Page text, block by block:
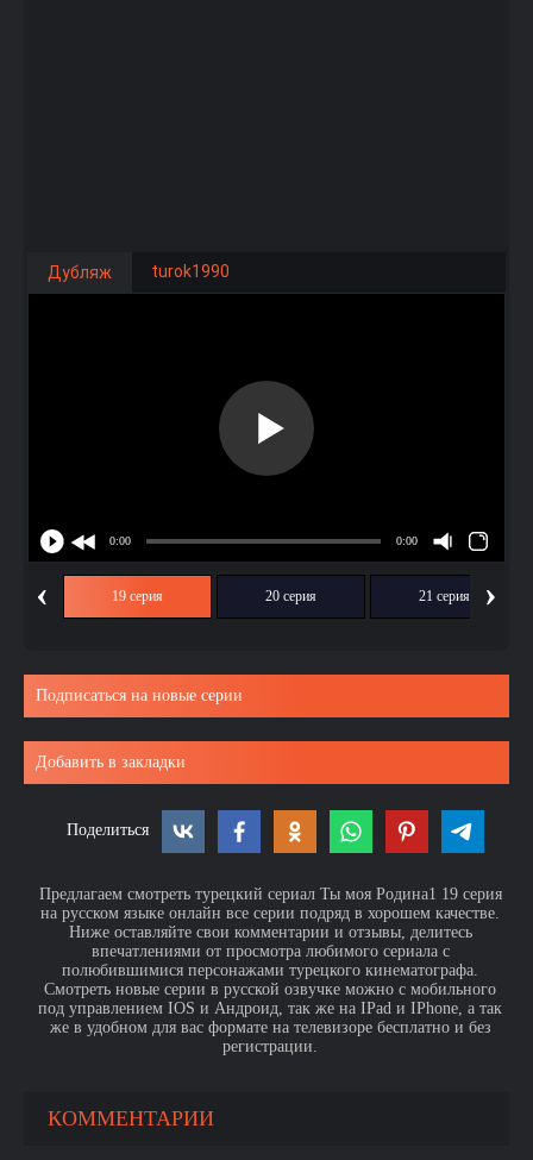
Дубляж turok1990
‹ 19 серия 20 серия 21 серия ›
Подписаться на новые серии
Добавить в закладки
Поделиться
Предлагаем смотреть турецкий сериал Ты моя Родина1 19 серия
на русском языке онлайн все серии подряд в хорошем качестве.
Ниже оставляйте свои комментарии и отзывы, делитесь
впечатлениями от просмотра любимого сериала с
полюбившимися персонажами турецкого кинематографа.
Смотреть новые серии в русской озвучке можно с мобильного
под управлением IOS и Андроид, так же на IPad и IPhone, а так
же в удобном для вас формате на телевизоре бесплатно и без
регистрации.
КОММЕНТАРИИ